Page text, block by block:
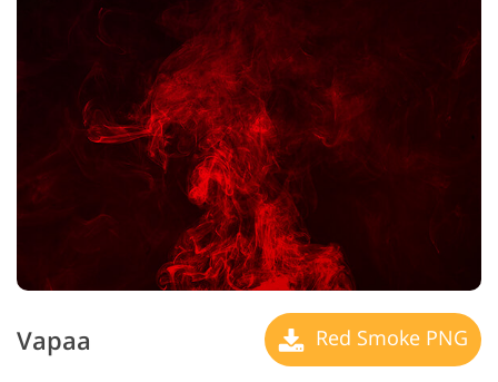
Vapaa Red Smoke PNG